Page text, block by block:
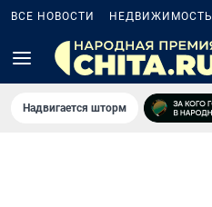
ВСЕ НОВОСТИ НЕДВИЖИМОСТЬ
Надвигается шторм